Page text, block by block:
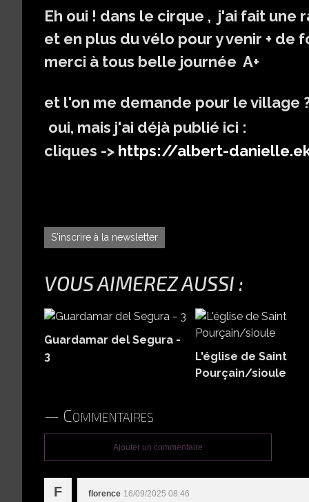
Eh oui ! dans le cirque , j'ai fait
et en plus du vélo pour y venir + de
merci à tous belle journée A+
et l'on me demande pour le village
oui, mais j'ai déjà publié ici :
cliques -> https://albert-
S'inscrire à la newsletter
VOUS AIMEREZ AUSSI :
Guardamar del Segura -
3
L'église de Saint
Pourçain/sioule
Commentaires
Ajouter un commentaire
F florence 16/09/2025 08:46